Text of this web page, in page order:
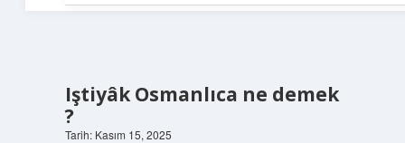
Iştiyâk Osmanlıca ne demek
?
Tarih: Kasım 15, 2025